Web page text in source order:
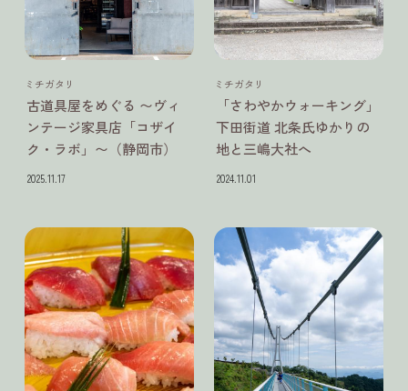
2025.11.17
ミチガタリ
古道具屋をめぐる 〜ヴィ
ンテージ家具店「コザイ
ク・ラボ」〜（静岡市）
2024.11.01
ミチガタリ
「さわやかウォーキング」
下田街道 北条氏ゆかりの
地と三嶋大社へ